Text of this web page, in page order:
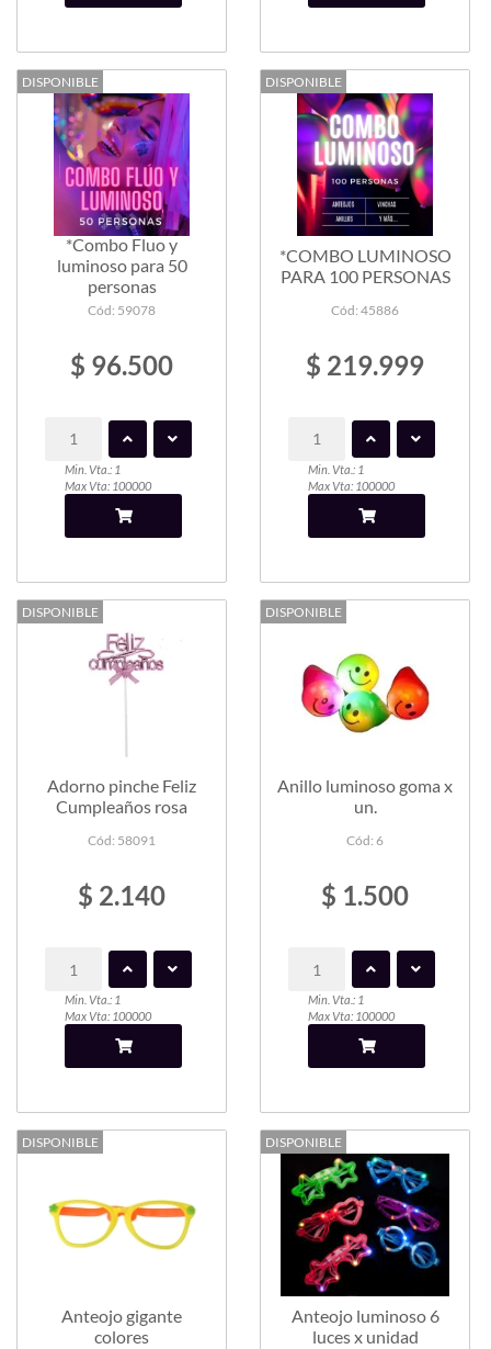
DISPONIBLE
*Combo Fluo y
luminoso para 50
personas
Cód: 59078
$ 96.500
Min. Vta.: 1
Max Vta: 100000
DISPONIBLE
*COMBO LUMINOSO
PARA 100 PERSONAS
Cód: 45886
$ 219.999
Min. Vta.: 1
Max Vta: 100000
DISPONIBLE
Adorno pinche Feliz
Cumpleaños rosa
Cód: 58091
$ 2.140
Min. Vta.: 1
Max Vta: 100000
DISPONIBLE
Anillo luminoso goma x
un.
Cód: 6
$ 1.500
Min. Vta.: 1
Max Vta: 100000
DISPONIBLE
Anteojo gigante
colores
DISPONIBLE
Anteojo luminoso 6
luces x unidad